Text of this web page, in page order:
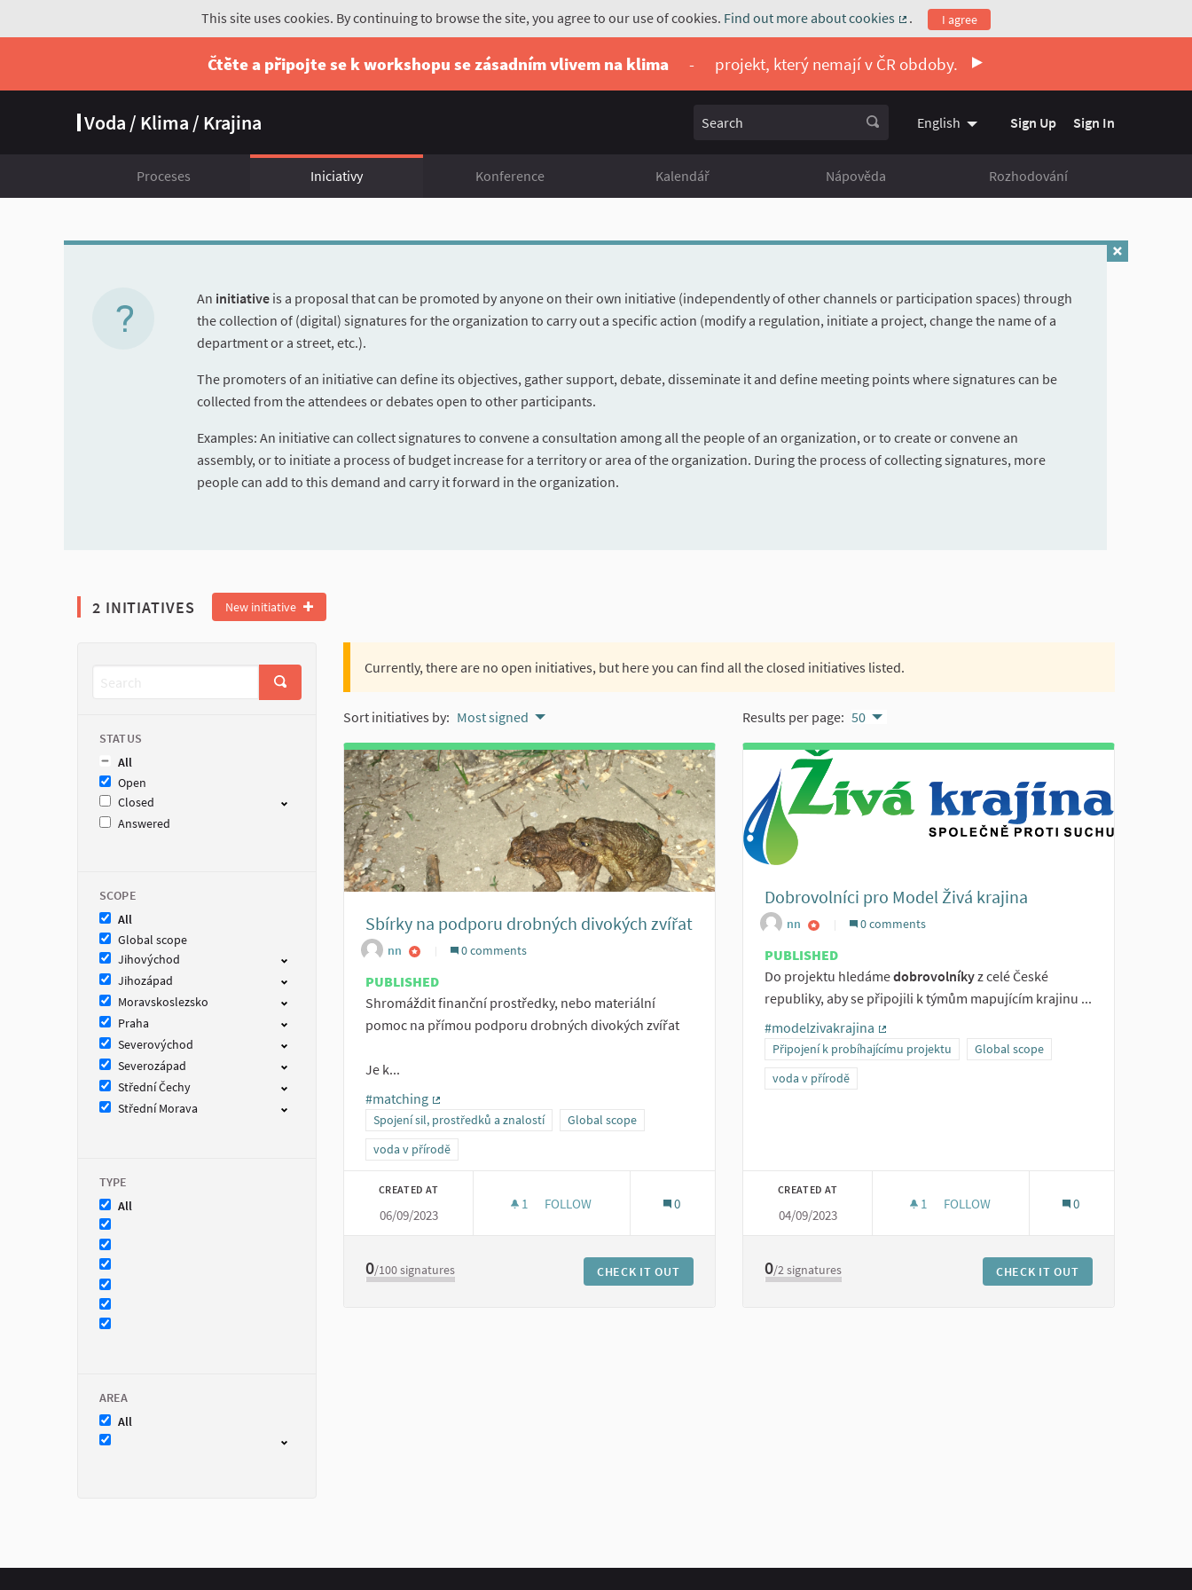
This site uses cookies. By continuing to browse the site, you agree to our use of cookies. Find out more about cookies
(External link)
. I agree
Čtěte a připojte se k workshopu se zásadním vlivem na klima - projekt, který nemají v ČR obdoby.
Voda / Klima / Krajina Search English Vyberte jazyk Choose language
Sign Up Sign In
Proceses Iniciativy Konference Kalendář Nápověda Rozhodování
An initiative is a proposal that can be promoted by anyone on their own initiative (independently of other channels or participation spaces) through
the collection of (digital) signatures for the organization to carry out a specific action (modify a regulation, initiate a project, change the name of a
department or a street, etc.).
The promoters of an initiative can define its objectives, gather support, debate, disseminate it and define meeting points where signatures can be
collected from the attendees or debates open to other participants.
Examples: An initiative can collect signatures to convene a consultation among all the people of an organization, or to create or convene an
assembly, or to initiate a process of budget increase for a territory or area of the organization. During the process of collecting signatures, more
people can add to this demand and carry it forward in the organization.
2 INITIATIVES New initiative
STATUS
All
Open
Closed
Answered
SCOPE
All
Global scope
Jihovýchod
Jihozápad
Moravskoslezsko
Praha
Severovýchod
Severozápad
Střední Čechy
Střední Morava
TYPE
All
AREA
All
Currently, there are no open initiatives, but here you can find all the closed initiatives listed.
Sort initiatives by: Most signed Results per page: 50
Sbírky na podporu drobných divokých zvířat
nn 0 comments
PUBLISHED
Shromáždit finanční prostředky, nebo materiální
pomoc na přímou podporu drobných divokých zvířat
Je k...
#matching
(External link)
Spojení sil, prostředků a znalostí
Global scope
voda v přírodě
CREATED AT
06/09/2023
1 1 FOLLOWER
FOLLOW
SBÍRKY NA PODPORU DROBNÝCH DIVOKÝCH ZVÍŘAT
0
0/100signatures CHECK IT OUT
Dobrovolníci pro Model Živá krajina
nn 0 comments
PUBLISHED
Do projektu hledámedobrovolníkyz celé České
republiky, aby se připojili k týmům mapujícím krajinu ...
#modelzivakrajina
(External link)
Připojení k probíhajícímu projektu
Global scope
voda v přírodě
CREATED AT
04/09/2023
1 1 FOLLOWER
FOLLOW 0
0/2 signatures CHECK IT OUT